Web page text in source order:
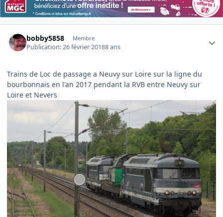
bobby5858 Membre
Publication:26 février 20188 ans
Trains de Loc de passage a Neuvy sur Loire sur la ligne du
bourbonnais en l'an 2017 pendant la RVB entre Neuvy sur
Loire et Nevers